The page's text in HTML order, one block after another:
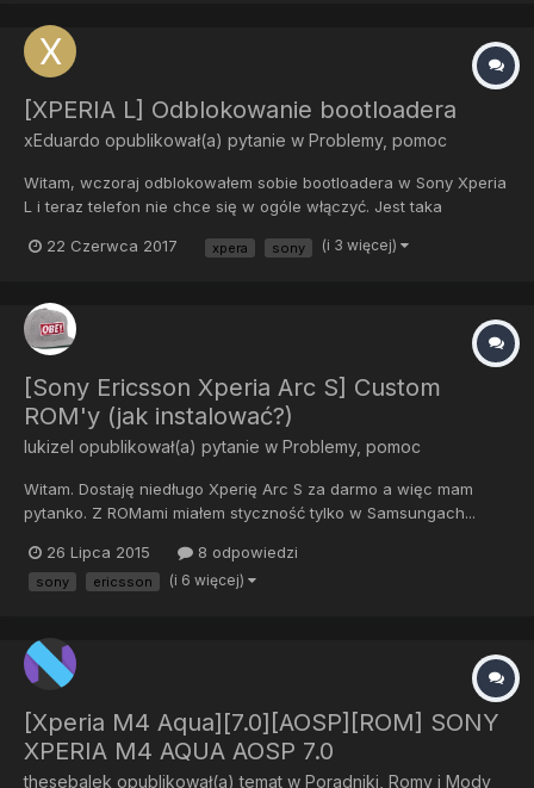
[XPERIA L] Odblokowanie bootloadera
xEduardo opublikował(a) pytanie w Problemy, pomoc
Witam, wczoraj odblokowałem sobie bootloadera w Sony Xperia
L i teraz telefon nie chce się w ogóle włączyć. Jest taka
co zrobić. Dodam że mam flashtoola ale nie wiem jak mam się za
22 Czerwca 2017 xpera sony (i 3 więcej)
[Sony Ericsson Xperia Arc S] Custom
ROM'y (jak instalować?)
lukizel opublikował(a) pytanie w Problemy, pomoc
Witam. Dostaję niedługo Xperię Arc S za darmo a więc mam
pytanko. Z ROMami miałem styczność tylko w Samsungach...
Czy może ktoś mi podać instrukcję krok po kroku? Pozdrawiam
26 Lipca 2015 8 odpowiedzi
sony ericsson (i 6 więcej)
[Xperia M4 Aqua][7.0][AOSP][ROM] SONY
XPERIA M4 AQUA AOSP 7.0
thesebalek opublikował(a) temat w Poradniki, Romy i Mody